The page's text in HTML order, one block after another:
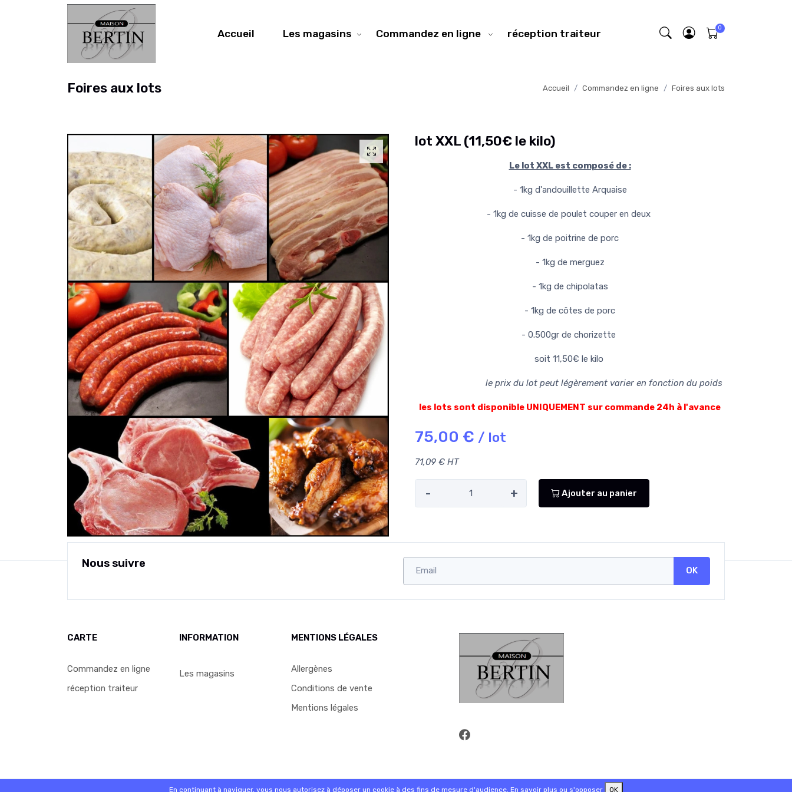
Accueil Les magasins Commandez en ligne réception traiteur
Foires aux lots Accueil Commandez en ligne Foires aux lots
lot XXL (11,50€ le kilo)
Le lot XXL est composé de :
- 1kg d'andouillette Arquaise
- 1kg de cuisse de poulet couper en deux
- 1kg de poitrine de porc
- 1kg de merguez
- 1kg de chipolatas
- 1kg de côtes de porc
- 0.500gr de chorizette
soit 11,50€ le kilo
le prix du lot peut légèrement varier en fonction du poids
les lots sont disponible UNIQUEMENT sur commande 24h à l'avance
75,00 € / lot
71,09 € HT
- + Ajouter au panier
Nous suivre
OK
CARTE
Commandez en ligne
réception traiteur
INFORMATION
Les magasins
MENTIONS LÉGALES
Allergènes
Conditions de vente
Mentions légales
SaasFood - Logiciel de gestion de commande sur internet et en magasin
En continuant à naviguer, vous nous autorisez à déposer un cookie à des fins de mesure d'audience. En savoir plus ou s'opposer OK